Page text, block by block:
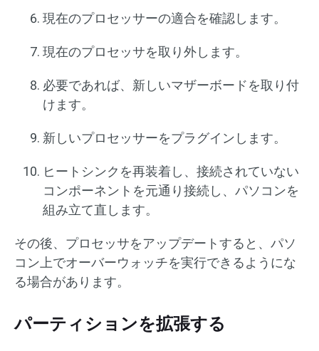
現在のプロセッサーの適合を確認します。
現在のプロセッサを取り外します。
必要であれば、新しいマザーボードを取り付
けます。
新しいプロセッサーをプラグインします。
ヒートシンクを再装着し、接続されていない
コンポーネントを元通り接続し、パソコンを
組み立て直します。
その後、プロセッサをアップデートすると、パソ
コン上でオーバーウォッチを実行できるようにな
る場合があります。
パーティションを拡張する